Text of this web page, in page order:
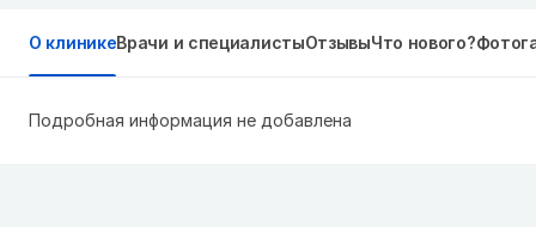
О клиникеВрачи и специалистыОтзывыЧто нового?
Подробная информация не добавлена